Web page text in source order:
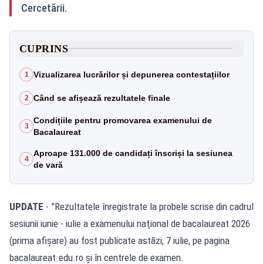
Cercetării.
CUPRINS
1 Vizualizarea lucrărilor și depunerea contestațiilor
2 Când se afișează rezultatele finale
3
Condițiile pentru promovarea examenului de
Bacalaureat
4
Aproape 131.000 de candidați înscriși la sesiunea
de vară
UPDATE - ”Rezultatele înregistrate la probele scrise din cadrul
sesiunii iunie - iulie a examenului naţional de bacalaureat 2026
(prima afişare) au fost publicate astăzi, 7 iulie, pe pagina
bacalaureat.edu.ro şi în centrele de examen.